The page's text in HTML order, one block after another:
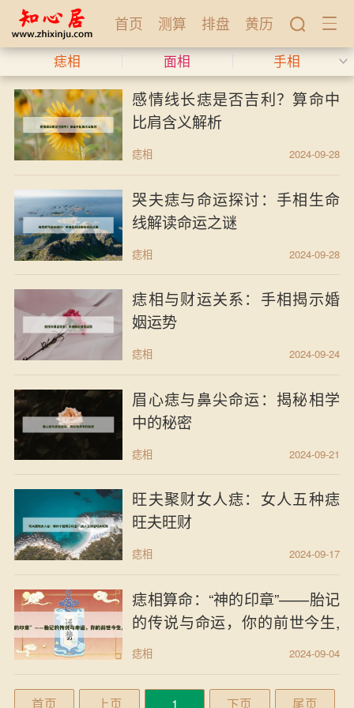
首页 测算 排盘 黄历
痣相 面相 手相
感情线长痣是否吉利？算命中
比肩含义解析
痣相 2024-09-28
哭夫痣与命运探讨：手相生命
线解读命运之谜
痣相 2024-09-28
痣相与财运关系：手相揭示婚
姻运势
痣相 2024-09-24
眉心痣与鼻尖命运：揭秘相学
中的秘密
痣相 2024-09-21
旺夫聚财女人痣：女人五种痣
旺夫旺财
痣相 2024-09-17
痣相算命：“神的印章”——胎记
的传说与命运，你的前世今生,
胎记是神的印章
痣相 2024-09-04
首页 上页 1 下页 尾页